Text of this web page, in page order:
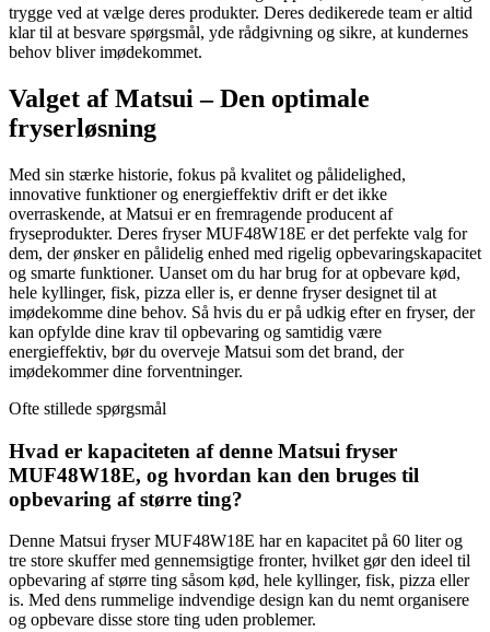
trygge ved at vælge deres produkter. Deres dedikerede team er altid
klar til at besvare spørgsmål, yde rådgivning og sikre, at kundernes
behov bliver imødekommet.
Valget af Matsui – Den optimale
fryserløsning
Med sin stærke historie, fokus på kvalitet og pålidelighed,
innovative funktioner og energieffektiv drift er det ikke
overraskende, at Matsui er en fremragende producent af
fryseprodukter. Deres fryser MUF48W18E er det perfekte valg for
dem, der ønsker en pålidelig enhed med rigelig opbevaringskapacitet
og smarte funktioner. Uanset om du har brug for at opbevare kød,
hele kyllinger, fisk, pizza eller is, er denne fryser designet til at
imødekomme dine behov. Så hvis du er på udkig efter en fryser, der
kan opfylde dine krav til opbevaring og samtidig være
energieffektiv, bør du overveje Matsui som det brand, der
imødekommer dine forventninger.
Ofte stillede spørgsmål
Hvad er kapaciteten af denne Matsui fryser
MUF48W18E, og hvordan kan den bruges til
opbevaring af større ting?
Denne Matsui fryser MUF48W18E har en kapacitet på 60 liter og
tre store skuffer med gennemsigtige fronter, hvilket gør den ideel til
opbevaring af større ting såsom kød, hele kyllinger, fisk, pizza eller
is. Med dens rummelige indvendige design kan du nemt organisere
og opbevare disse store ting uden problemer.